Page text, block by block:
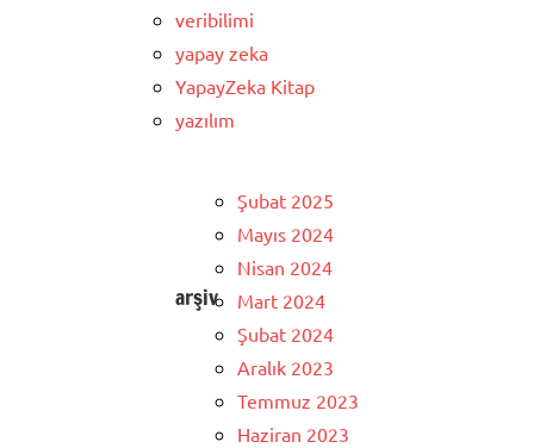
veribilimi
yapay zeka
YapayZeka Kitap
yazılım
arşiv
Şubat 2025
Mayıs 2024
Nisan 2024
Mart 2024
Şubat 2024
Aralık 2023
Temmuz 2023
Haziran 2023